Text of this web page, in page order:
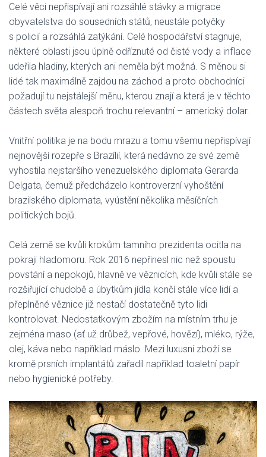
Celé věci nepřispívají ani rozsáhlé stávky a migrace
obyvatelstva do sousedních států, neustále potyčky
s policií a rozsáhlá zatýkání. Celé hospodářství stagnuje,
některé oblasti jsou úplně odříznuté od čisté vody a inflace
udeřila hladiny, kterých ani neměla být možná. S měnou si
lidé tak maximálně zajdou na záchod a proto obchodníci
požadují tu nejstálejší měnu, kterou znají a která je v těchto
částech světa alespoň trochu relevantní – americký dolar.
Vnitřní politika je na bodu mrazu a tomu všemu nepřispívají
nejnovější rozepře s Brazílií, která nedávno ze své země
vyhostila nejstaršího venezuelského diplomata Gerarda
Delgata, čemuž předcházelo kontroverzní vyhoštění
brazilského diplomata, vyústění několika měsíčních
politických bojů.
Celá země se kvůli krokům tamního prezidenta ocitla na
pokraji hladomoru. Rok 2016 nepřinesl nic než spoustu
povstání a nepokojů, hlavně ve věznicích, kde kvůli stále se
rozšiřující chudobě a úbytkům jídla končí stále více lidí a
přeplněné věznice již nestačí dostatečně tyto lidi
kontrolovat. Nedostatkovým zbožím na místním trhu je
zejména maso (ať už drůbež, vepřové, hovězí), mléko, rýže,
olej, káva nebo například máslo. Mezi luxusní zboží se
kromě prsních implantátů zařadil například toaletní papír
nebo hygienické potřeby.